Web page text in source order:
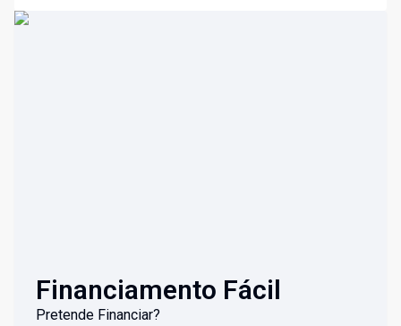
Financiamento Fácil
Pretende Financiar?